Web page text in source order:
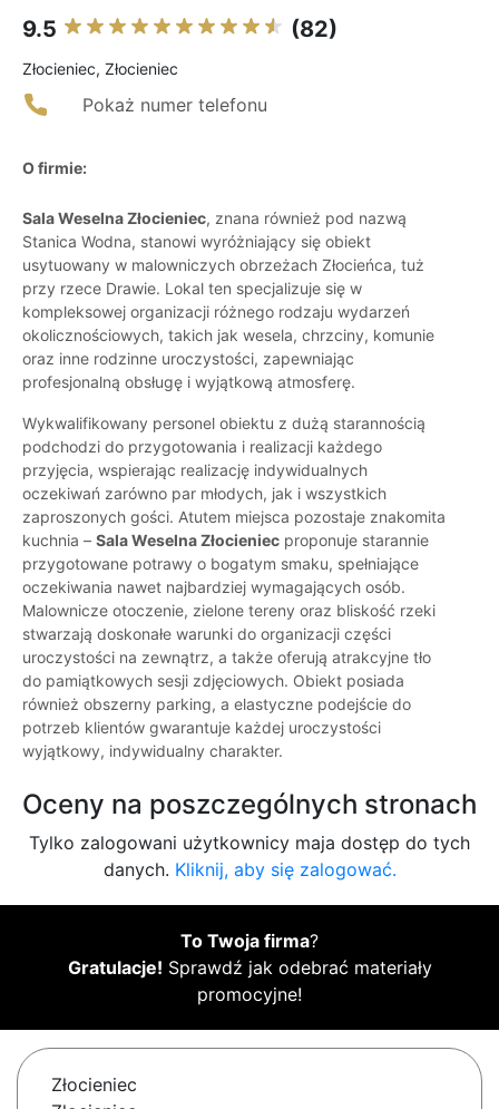
9.5 (82)
Złocieniec, Złocieniec
Pokaż numer telefonu
O firmie:
Sala Weselna Złocieniec, znana również pod nazwą
Stanica Wodna, stanowi wyróżniający się obiekt
usytuowany w malowniczych obrzeżach Złocieńca, tuż
przy rzece Drawie. Lokal ten specjalizuje się w
kompleksowej organizacji różnego rodzaju wydarzeń
okolicznościowych, takich jak wesela, chrzciny, komunie
oraz inne rodzinne uroczystości, zapewniając
profesjonalną obsługę i wyjątkową atmosferę.
Wykwalifikowany personel obiektu z dużą starannością
podchodzi do przygotowania i realizacji każdego
przyjęcia, wspierając realizację indywidualnych
oczekiwań zarówno par młodych, jak i wszystkich
zaproszonych gości. Atutem miejsca pozostaje znakomita
kuchnia – Sala Weselna Złocieniec proponuje starannie
przygotowane potrawy o bogatym smaku, spełniające
oczekiwania nawet najbardziej wymagających osób.
Malownicze otoczenie, zielone tereny oraz bliskość rzeki
stwarzają doskonałe warunki do organizacji części
uroczystości na zewnątrz, a także oferują atrakcyjne tło
do pamiątkowych sesji zdjęciowych. Obiekt posiada
również obszerny parking, a elastyczne podejście do
potrzeb klientów gwarantuje każdej uroczystości
wyjątkowy, indywidualny charakter.
Oceny na poszczególnych stronach
Tylko zalogowani użytkownicy maja dostęp do tych
danych. Kliknij, aby się zalogować.
To Twoja firma?
Gratulacje! Sprawdź jak odebrać materiały
promocyjne!
Złocieniec